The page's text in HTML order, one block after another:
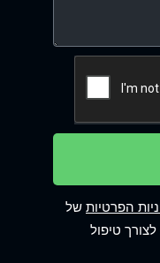
הפרטיות של
טיפול